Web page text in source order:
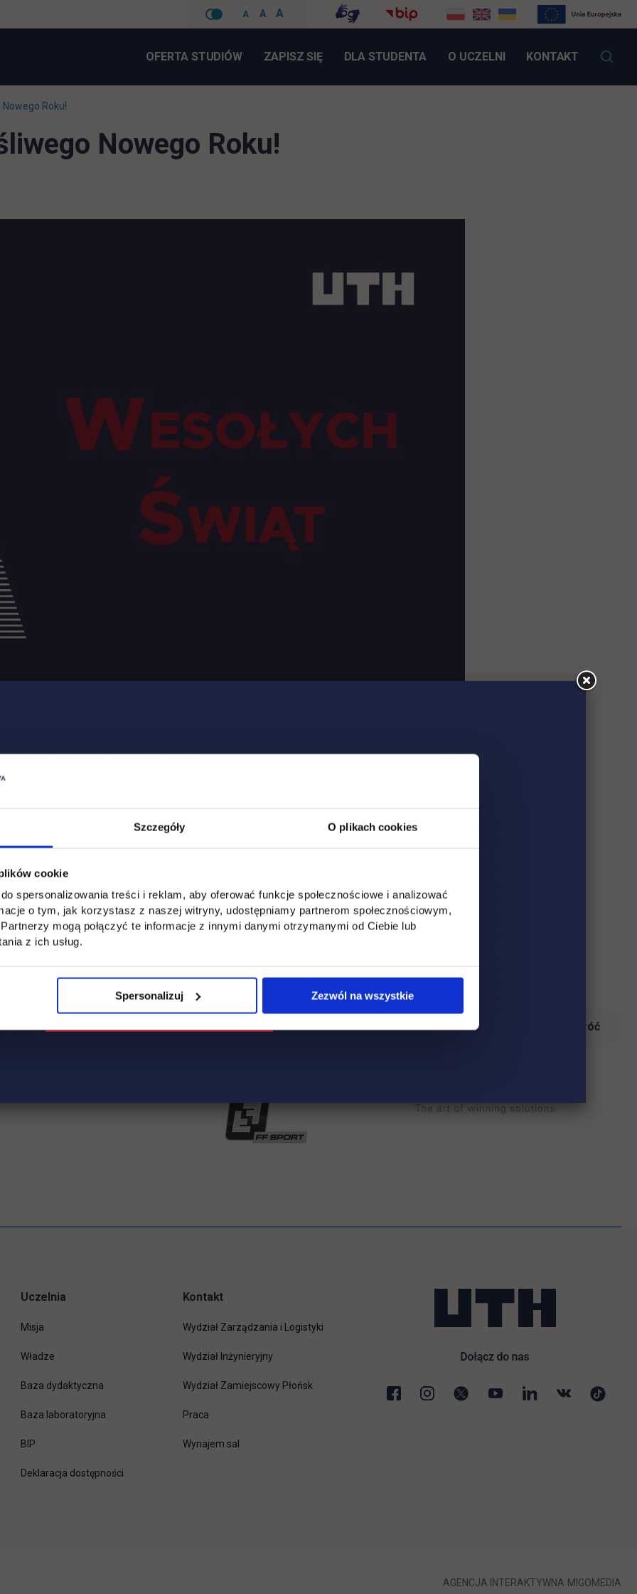
Szczegóły O plikach cookies
cookie
spersonalizowania treści i reklam, aby oferować funkcje społecznościowe i analizować
o tym, jak korzystasz z naszej witryny, udostępniamy partnerom społecznościowym,
mogą połączyć te informacje z innymi danymi otrzymanymi od Ciebie lub
z ich usług.
Spersonalizuj Zezwól na wszystkie
A A
A
nawigacje
OFERTA STUDIÓW ZAPISZ SIĘLINK OTWIERA SIĘ W NOWEJ KARCIE
DLA STUDENTA O UCZELNI KONTAKT
Roku!
Nowego Roku!
Wróć
Uczelnia
Misja
Władze
Baza dydaktyczna
Baza laboratoryjna
BIP
Deklaracja dostępności
Kontakt
Wydział Zarządzania i Logistyki
Wydział Inżynieryjny
Wydział Zamiejscowy Płońsk
Pracalink otwiera się w nowej karcie
Wynajem sal
AGENCJA INTERAKTYWNA LINK OTWIERA
MIGOMEDIA